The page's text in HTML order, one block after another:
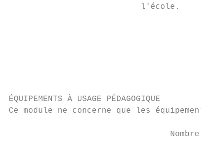
l'école.
ÉQUIPEMENTS À USAGE PÉDAGOGIQUE
Ce module ne concerne que les équipements
Nombre